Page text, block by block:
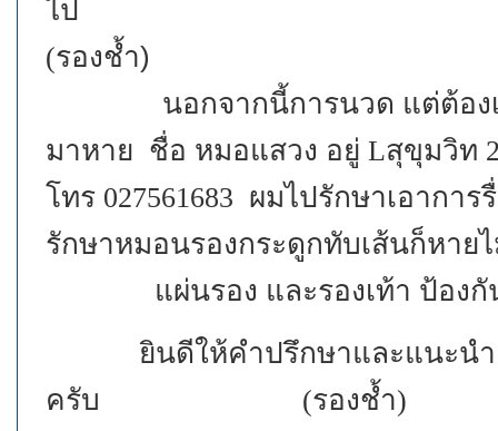
(รองช้ำ)
นอกจากนี้การนวด แต่ต้องเป็น
มาหาย ชื่อ หมอแสวง อยู่ Lสุขุมวิท
โทร 027561683 ผมไปรักษาเอากา
รักษาหมอนรองกระดูกทับ
แผ่นรอง และรองเท้า ป้องกัน
ยินดีให้คำปรึกษาและแนะนำ แ
ครับ (รองช้ำ)